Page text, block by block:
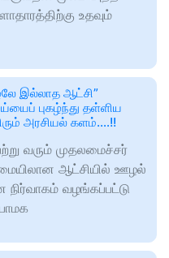
உதவும்
இல்லாத ஆட்சி”
புகழ்ந்து தள்ளிய
அரசியல் களம்….!!
வரும் முதலமைச்சர்
ஆட்சியில் ஊழல்
வழங்கப்பட்டு